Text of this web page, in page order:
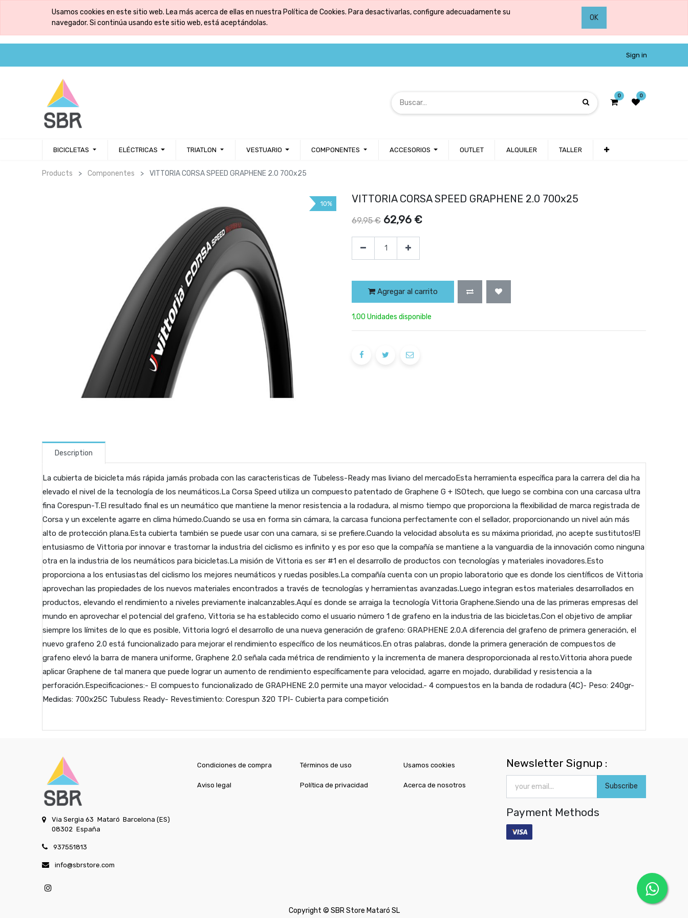
Usamos cookies en este sitio web. Lea más acerca de ellas en nuestra Política de Cookies. Para desactivarlas, configure adecuadamente su
navegador. Si continúa usando este sitio web, está aceptándolas.
OK
Sign in
0 0
BICICLETAS ELÉCTRICAS TRIATLON VESTUARIO COMPONENTES ACCESORIOS OUTLET ALQUILER TALLER
Products Componentes VITTORIA CORSA SPEED GRAPHENE 2.0 700x25
10% VITTORIA CORSA SPEED GRAPHENE 2.0 700x25
69,95€ 62,96 €
Agregar al carrito
1,00 Unidades disponible
Description
La cubierta de bicicleta más rápida jamás probada con las caracteristicas de Tubeless-Ready mas liviano del mercadoEsta herramienta específica para la carrera del dia ha
elevado el nivel de la tecnología de los neumáticos.La Corsa Speed ​​utiliza un compuesto patentado de Graphene G + ISOtech, que luego se combina con una carcasa ultra
fina Corespun-T.El resultado final es un neumático que mantiene la menor resistencia a la rodadura, al mismo tiempo que proporciona la flexibilidad de marca registrada de
Corsa y un excelente agarre en clima húmedo.Cuando se usa en forma sin cámara, la carcasa funciona perfectamente con el sellador, proporcionando un nivel aún más
alto de protección plana.Esta cubierta también se puede usar con una camara, si se prefiere.Cuando la velocidad absoluta es su máxima prioridad, ¡no acepte sustitutos!El
entusiasmo de Vittoria por innovar e trastornar la industria del ciclismo es infinito y es por eso que la compañía se mantiene a la vanguardia de la innovación como ninguna
otra en la industria de los neumáticos para bicicletas.La misión de Vittoria es ser #1 en el desarrollo de productos con tecnologías y materiales inovadores.Esto
proporciona a los entusiastas del ciclismo los mejores neumáticos y ruedas posibles.La compañía cuenta con un propio laboratorio que es donde los científicos de Vittoria
aprovechan las propiedades de los nuevos materiales encontrados a través de tecnologías y herramientas avanzadas.Luego integran estos materiales desarrollados en
productos, elevando el rendimiento a niveles previamente inalcanzables.Aquí es donde se arraiga la tecnología Vittoria Graphene.Siendo una de las primeras empresas del
mundo en aprovechar el potencial del grafeno, Vittoria se ha establecido como el usuario número 1 de grafeno en la industria de las bicicletas.Con el objetivo de ampliar
siempre los límites de lo que es posible, Vittoria logró el desarrollo de una nueva generación de grafeno: GRAPHENE 2.0.A diferencia del grafeno de primera generación, el
nuevo grafeno 2.0 está funcionalizado para mejorar el rendimiento específico de los neumáticos.En otras palabras, donde la primera generación de compuestos de
grafeno elevó la barra de manera uniforme, Graphene 2.0 señala cada métrica de rendimiento y la incrementa de manera desproporcionada al resto.Vittoria ahora puede
aplicar Graphene de tal manera que puede lograr un aumento de rendimiento específicamente para velocidad, agarre en mojado, durabilidad y resistencia a la
perforación.Especificaciones:- El compuesto funcionalizado de GRAPHENE 2.0 permite una mayor velocidad.- 4 compuestos en la banda de rodadura (4C)- Peso: 240gr-
Medidas: 700x25C Tubuless Ready- Revestimiento: Corespun 320 TPI- Cubierta para competición
Via Sergia 63 Mataró Barcelona (ES)
08302 España
937551813
info@sbrstore.com
Condiciones de compra
Aviso legal
Términos de uso
Política de privacidad
Usamos cookies
Acerca de nosotros
Newsletter Signup :
Subscribe
Payment Methods
Copyright © SBR Store Mataró SL